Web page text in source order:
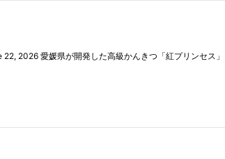
2026 愛媛県が開発した高級かんきつ「紅プリンセス